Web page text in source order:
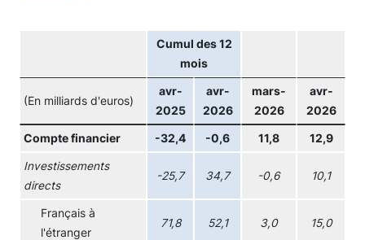
Cumul des 12
mois
(En milliards d'euros)
avr-
2025
avr-
2026
mars-
2026
avr-
2026
Compte financier -32,4 -0,6 11,8 12,9
Investissements
directs
-25,7 34,7 -0,6 10,1
Français à
l'étranger
71,8 52,1 3,0 15,0